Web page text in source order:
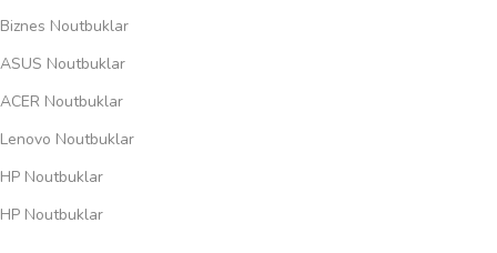
Biznes Noutbuklar
ASUS Noutbuklar
ACER Noutbuklar
Lenovo Noutbuklar
HP Noutbuklar
HP Noutbuklar